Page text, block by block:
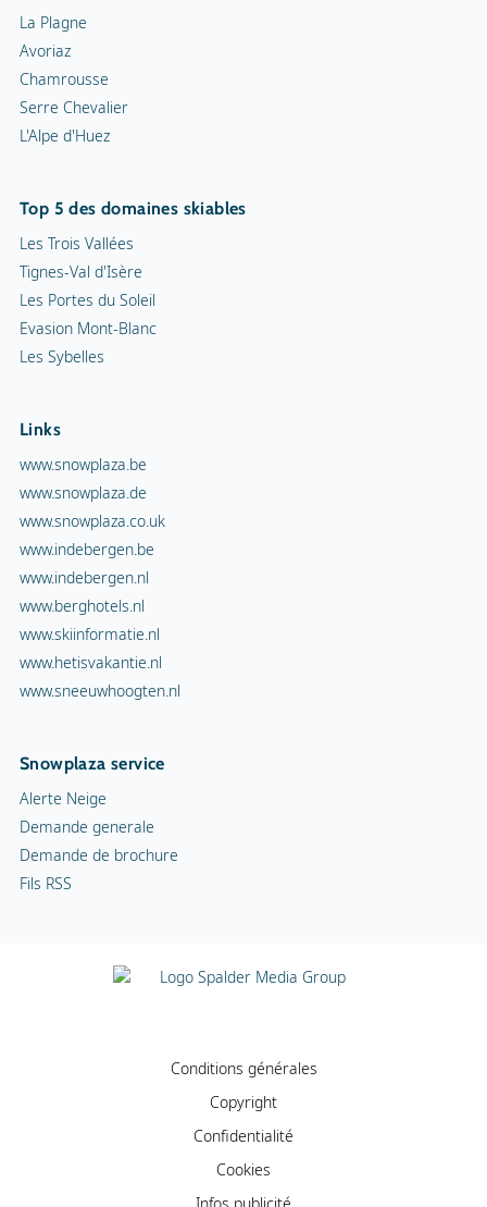
La Plagne
Avoriaz
Chamrousse
Serre Chevalier
L'Alpe d'Huez
Top 5 des domaines skiables
Les Trois Vallées
Tignes-Val d'Isère
Les Portes du Soleil
Evasion Mont-Blanc
Les Sybelles
Links
www.snowplaza.be
www.snowplaza.de
www.snowplaza.co.uk
www.indebergen.be
www.indebergen.nl
www.berghotels.nl
www.skiinformatie.nl
www.hetisvakantie.nl
www.sneeuwhoogten.nl
Snowplaza service
Alerte Neige
Demande generale
Demande de brochure
Fils RSS
Conditions générales
Copyright
Confidentialité
Cookies
Infos publicité